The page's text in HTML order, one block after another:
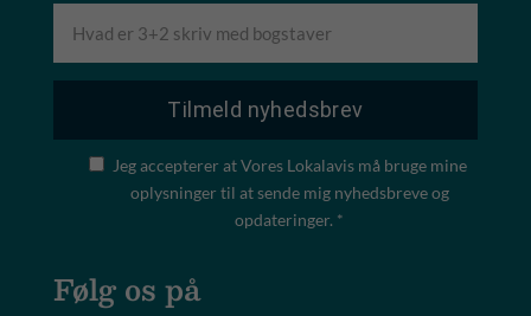
Jeg accepterer at Vores Lokalavis må bruge mine
oplysninger til at sende mig nyhedsbreve og
opdateringer. *
Følg os på